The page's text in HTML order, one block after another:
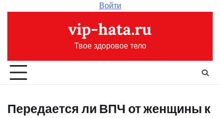
Войти
vip-hata.ru
Твое здоровое тело
Передается ли ВПЧ от женщины к